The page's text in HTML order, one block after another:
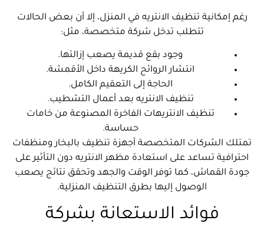
رغم إمكانية تنظيف الانتريه في المنزل، إلا أن بعض الحالات
تتطلب تدخل شركة متخصصة، مثل:
وجود بقع قديمة يصعب إزالتها.
انتشار الروائح الكريهة داخل الأقمشة.
الحاجة إلى التعقيم الكامل.
تنظيف الانتريه بعد أعمال التشطيب.
تنظيف الانتريهات الفاخرة المصنوعة من خامات
حساسة.
تمتلك الشركات المتخصصة أجهزة تنظيف بالبخار ومنظفات
احترافية تساعد على استعادة مظهر الانتريه دون التأثير على
جودة القماش، كما توفر الوقت والجهد وتحقق نتائج يصعب
الوصول إليها بطرق التنظيف المنزلية.
فوائد الاستعانة بشركة